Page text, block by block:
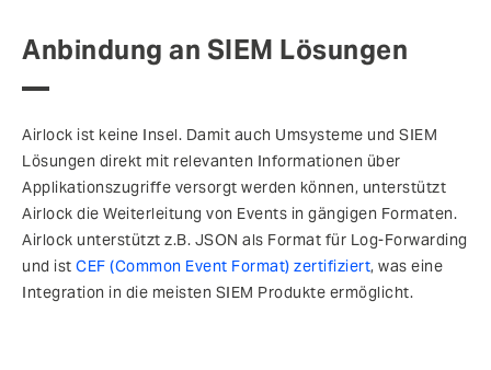
Anbindung an SIEM Lösungen
Airlock ist keine Insel. Damit auch Umsysteme und SIEM
Lösungen direkt mit relevanten Informationen über
Applikationszugriffe versorgt werden können, unterstützt
Airlock die Weiterleitung von Events in gängigen Formaten.
Airlock unterstützt z.B. JSON als Format für Log-Forwarding
und ist CEF (Common Event Format) zertifiziert, was eine
Integration in die meisten SIEM Produkte ermöglicht.